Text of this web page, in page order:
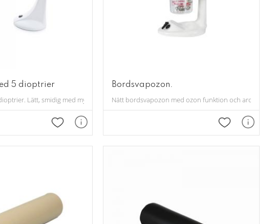
Svampdödande stoppning.
5 dioptrier
Lätt, smidig med mycket bra ljus. Utmärkt för exempelvis manikyr.
Lägg till i favoriter
Bordsvapozon.
Nätt bordsvapozon med ozon funktion och
Lägg till i